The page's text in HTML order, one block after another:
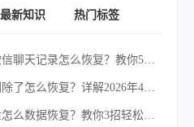
最新知识 热门标签
不小心删除微信聊天记录怎么恢复？教你5种简单找回的方法！
qq聊天记录删除了怎么恢复？详解2026年4种常用有效的方法（支持.db数据库提取）
误格式化硬盘怎么数据恢复？教你3招轻松恢复！